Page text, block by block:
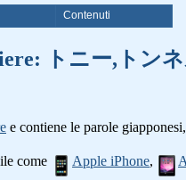
Contenuti
トニー,ト
e contiene le parole
come Apple iPhone,